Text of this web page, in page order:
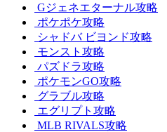
Gジェネエターナル攻略
ポケポケ攻略
シャドバ ビヨンド攻略
モンスト攻略
パズドラ攻略
ポケモンGO攻略
グラブル攻略
エグリプト攻略
MLB RIVALS攻略